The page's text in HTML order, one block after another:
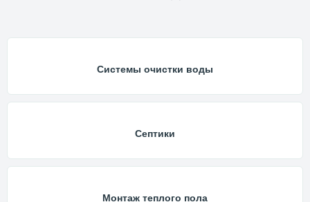
Системы очистки воды
Септики
Монтаж теплого пола